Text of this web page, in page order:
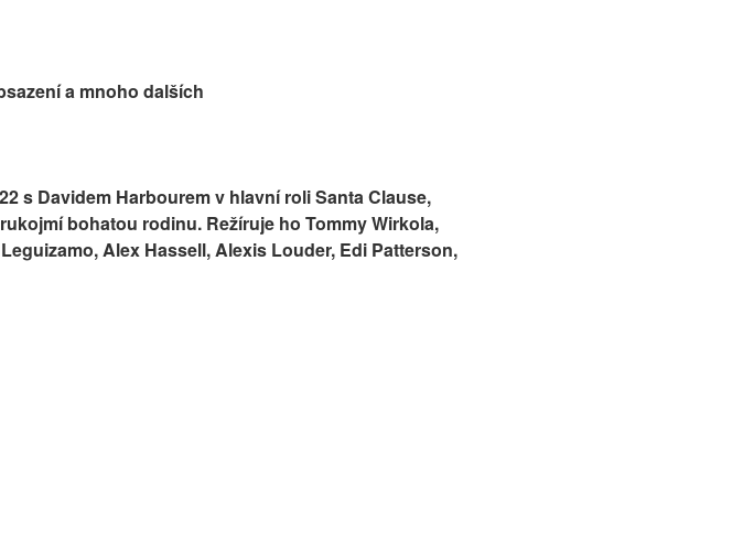
a mnoho dalších
s Davidem Harbourem v hlavní roli Santa Clause,
bohatou rodinu. Režíruje ho Tommy Wirkola,
Alex Hassell, Alexis Louder, Edi Patterson,